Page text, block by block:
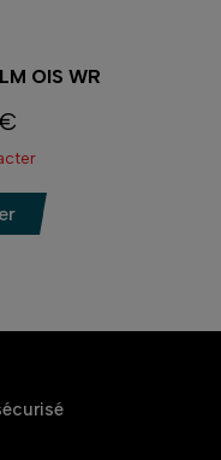
OIS WR